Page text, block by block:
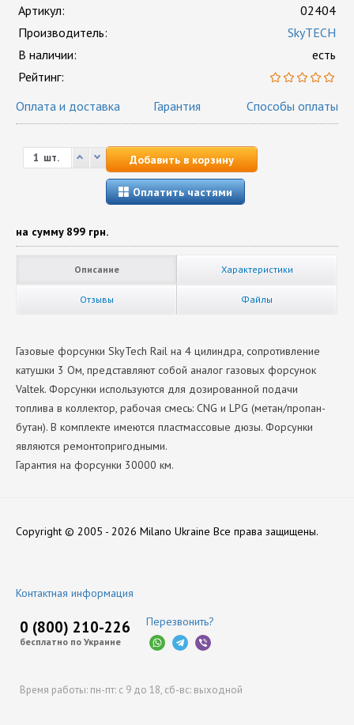
Артикул:
02404
Производитель:
SkyTECH
В наличии:
есть
Рейтинг:
Оплата и доставка
Гарантия Способы оплаты
шт. Добавить в корзину
Оплатить частями
на сумму 899 грн.
Описание Характеристики
Отзывы Файлы
Газовые форсунки SkyTech Rail на 4 цилиндра, сопротивление
катушки 3 Ом, представляют собой аналог газовых форсунок
Valtek. Форсунки используются для дозированной подачи
топлива в коллектор, рабочая смесь: CNG и LPG (метан/пропан-
бутан). В комплекте имеются пластмассовые дюзы. Форсунки
являются ремонтопригодными.
Гарантия на форсунки 30000 км.
Copyright © 2005 - 2026 Milano Ukraine Все права защищены.
Контактная информация
0 (800) 210-226
бесплатно по Украине
Перезвонить?
Время работы: пн-пт: с 9 до 18, сб-вс: выходной